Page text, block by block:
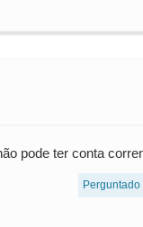
pode ter conta